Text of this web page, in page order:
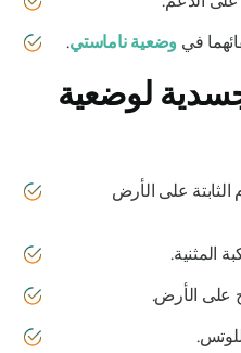
في وضعية ناماستي.
لوضعية
على الأرض
على الأرض.